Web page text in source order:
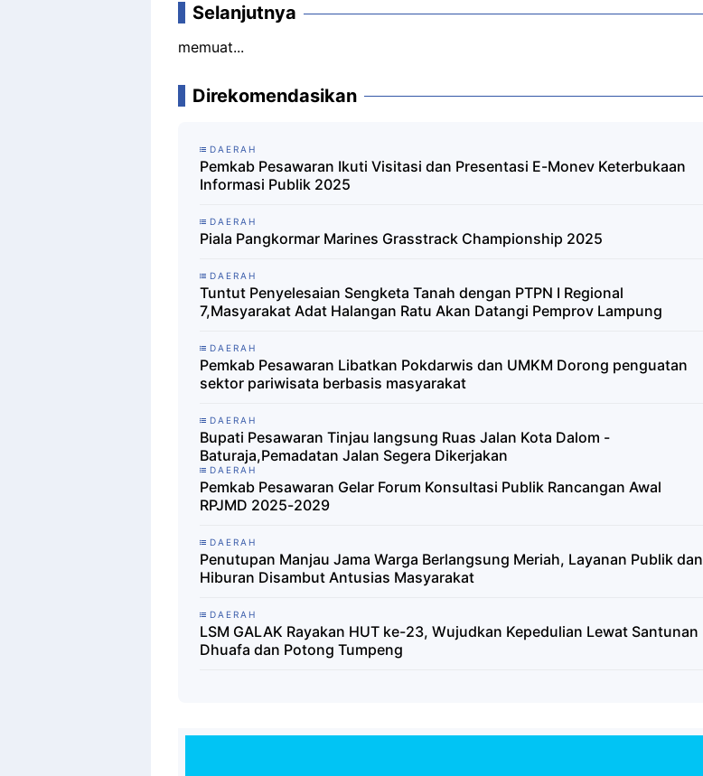
Selanjutnya
memuat...
Direkomendasikan
DAERAH
Pemkab Pesawaran Ikuti Visitasi dan Presentasi E-Monev Keterbukaan
Informasi Publik 2025
DAERAH
Piala Pangkormar Marines Grasstrack Championship 2025
DAERAH
Tuntut Penyelesaian Sengketa Tanah dengan PTPN I Regional
7,Masyarakat Adat Halangan Ratu Akan Datangi Pemprov Lampung
DAERAH
Pemkab Pesawaran Libatkan Pokdarwis dan UMKM Dorong penguatan
sektor pariwisata berbasis masyarakat
DAERAH
Bupati Pesawaran Tinjau langsung Ruas Jalan Kota Dalom -
Baturaja,Pemadatan Jalan Segera Dikerjakan
DAERAH
Pemkab Pesawaran Gelar Forum Konsultasi Publik Rancangan Awal
RPJMD 2025-2029
DAERAH
Penutupan Manjau Jama Warga Berlangsung Meriah, Layanan Publik dan
Hiburan Disambut Antusias Masyarakat
DAERAH
LSM GALAK Rayakan HUT ke-23, Wujudkan Kepedulian Lewat Santunan
Dhuafa dan Potong Tumpeng